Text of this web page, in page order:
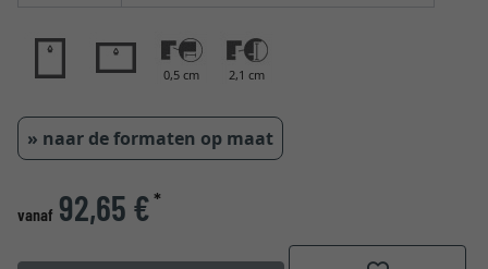
0,5 cm 2,1 cm
» naar de formaten op maat
vanaf 92,65 €*